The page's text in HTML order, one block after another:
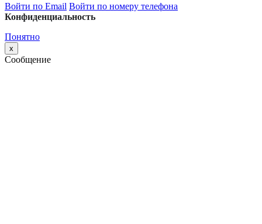
Войти по Email Войти по номеру телефона
Конфиденциальность
Понятно
x
Сообщение